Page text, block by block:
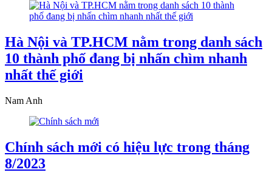
Hà Nội và TP.HCM nằm trong danh sách
10 thành phố đang bị nhấn chìm nhanh
nhất thế giới
Nam Anh
Chính sách mới có hiệu lực trong tháng
8/2023